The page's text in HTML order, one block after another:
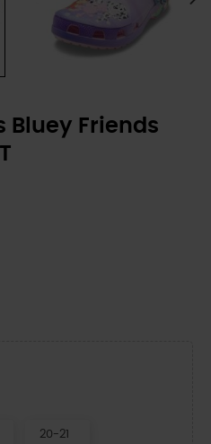
Bluey Friends
20-21